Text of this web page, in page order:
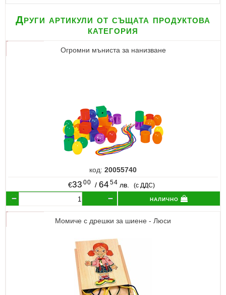
Други артикули от същата продуктова
категория
Огромни мъниста за нанизване
код: 20055740
€33 00 /64 54 лв. (с ДДС)
налично
Момиче с дрешки за шиене - Люси